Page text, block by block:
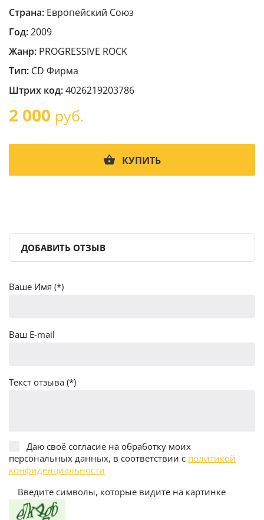
Страна: Европейский Cоюз
Год:2009
Жанр: PROGRESSIVE ROCK
Тип: CD Фирма
Штрих код:4026219203786
2 000 руб.
КУПИТЬ
ДОБАВИТЬ ОТЗЫВ
Ваше Имя (*)
Ваш E-mail
Текст отзыва (*)
Даю своё согласие на обработку моих
персональных данных, в соответствии с политикой
конфиденциальности
Введите символы, которые видите на картинке